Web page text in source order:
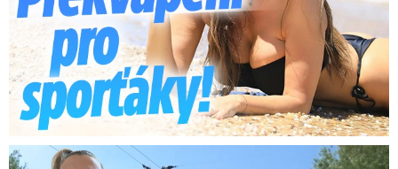
Smrtelný pád chlapce: Matka vydala vyjádření na 16 stran